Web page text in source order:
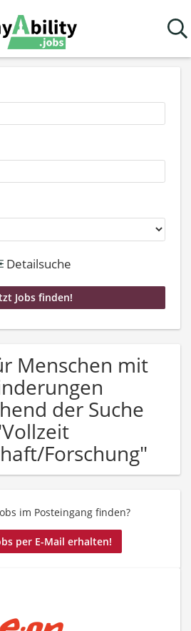
Detailsuche
Menschen mit
der Suche
Forschung"
im Posteingang finden?
per E-Mail erhalten!